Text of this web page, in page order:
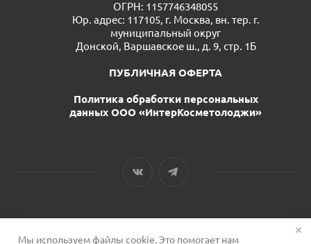
ОГРН: 1157746348055
Юр. адрес: 117105, г. Москва, вн. тер. г.
муниципальный округ
Донской, Варшавское ш., д. 9, стр. 1Б
ПУБЛИЧНАЯ ОФЕРТА
Политика обработки персональных
данных ООО «ИнтерКосметолоджи»
Мы используем файлы cookie. Это помогает нам